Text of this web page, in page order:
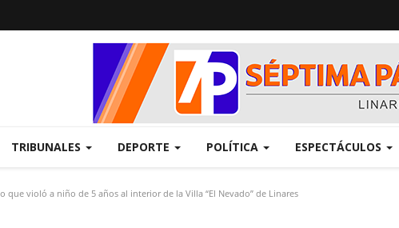
TRIBUNALES DEPORTE POLÍTICA ESPECTÁCULOS
que violó a niño de 5 años al interior de la Villa “El Nevado” de Linares